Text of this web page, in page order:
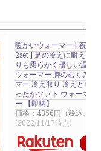
暖かいウォーマー [ 夜用
2set ] 足の冷えに耐えら
りも柔らかく優しい温め
ウォーマー 脚のむくみ対
マー 冷え取り 冷えとり
ったかソフト ウォーマー
ー 【即納】
価格：4356円（税込、送
(2022/11/17時点)